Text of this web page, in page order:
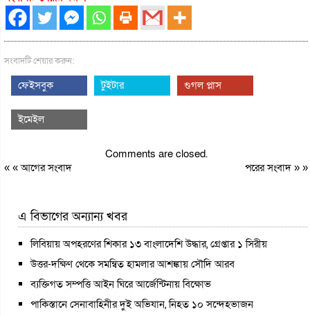
সংবাদটি শেয়ার করুন:
ফেইসবুক টুইটার গুগল প্লাস
ইমেইল
Comments are closed.
« «আগের সংবাদ পরের সংবাদ» »
এ বিভাগের অন্যান্য খবর
লিবিয়ায় অপহরণের শিকার ১৩ বাংলাদেশি উদ্ধার, গ্রেপ্তার ১ সিরীয়
উত্তর-দক্ষিণ থেকে সমন্বিত হামলার আশঙ্কায় সৌদি আরব
ব্যক্তিগত সম্পত্তি আইন ঘিরে আর্জেন্টিনায় বিক্ষোভ
পাকিস্তানে সেনাবাহিনীর দুই অভিযান, নিহত ১০ সন্দেহভাজন